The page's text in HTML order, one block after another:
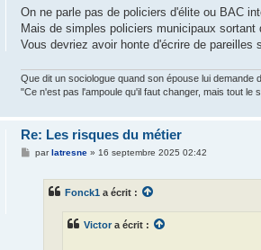
On ne parle pas de policiers d'élite ou BAC
Mais de simples policiers municipaux sortant
Vous devriez avoir honte d'écrire de pareilles
Que dit un sociologue quand son épouse lui demande
"Ce n'est pas l'ampoule qu'il faut changer, mais tout
Re: Les risques du métier
Mparlatresne» 16 septembre 2025 02:42
Fonck1 a écrit :
Victora écrit :